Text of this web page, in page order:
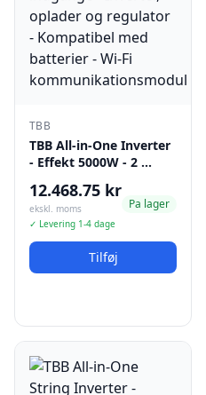
TBB
TBB All-in-One Inverter
- Effekt 5000W - 2 …
12.468.75 kr
ekskl. moms
✓ Levering 1-4 dage
Pa lager
Tilføj